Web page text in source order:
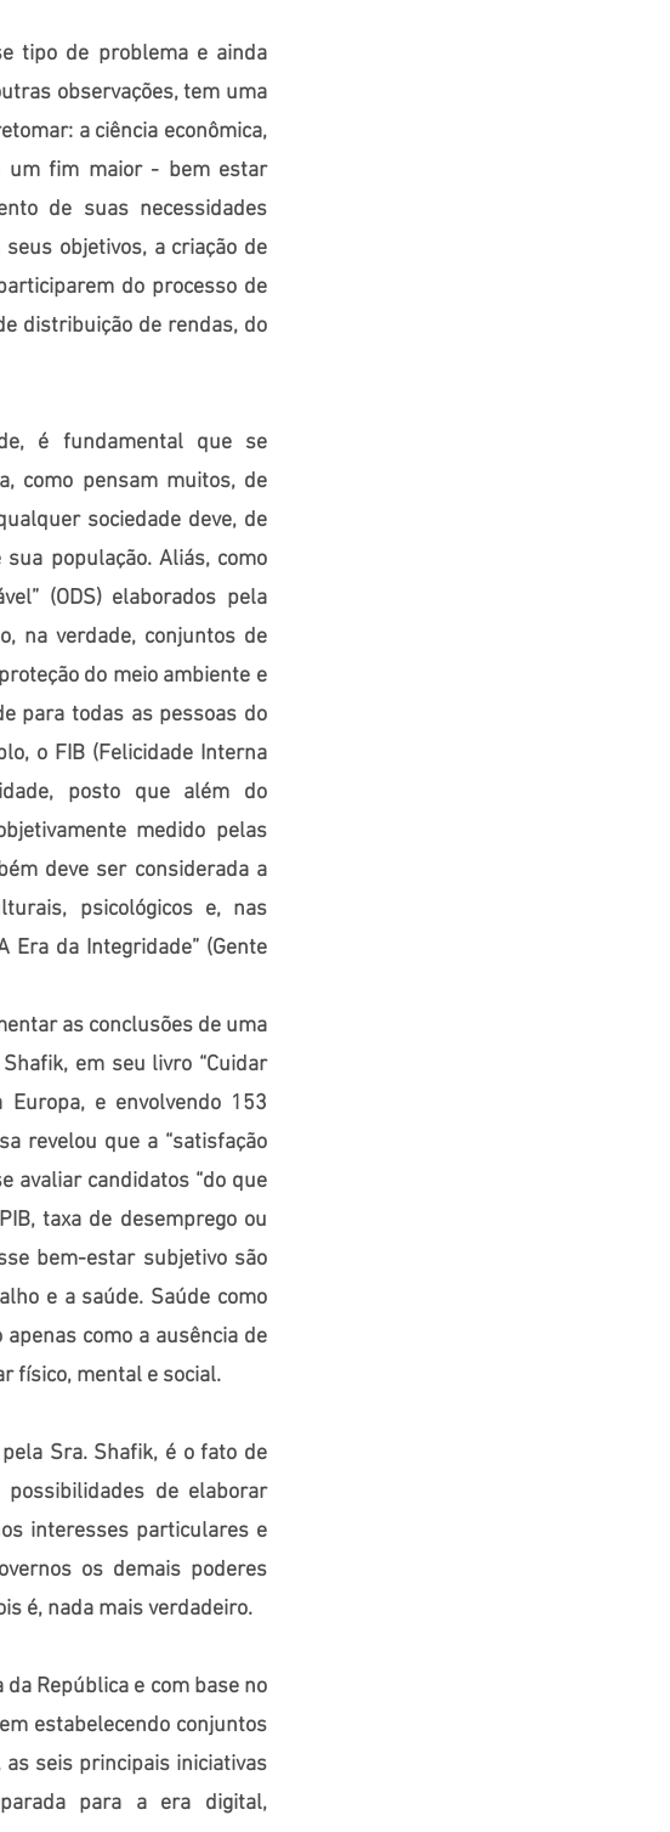
tipo de problema e ainda
observações, tem uma
a ciência econômica,
um fim maior - bem estar
de suas necessidades
objetivos, a criação de
do processo de
distribuição de rendas, do
é fundamental que se
como pensam muitos, de
sociedade deve, de
população. Aliás, como
(ODS) elaborados pela
na verdade, conjuntos de
do meio ambiente e
para todas as pessoas do
o FIB (Felicidade Interna
posto que além do
medido pelas
deve ser considerada a
psicológicos e, nas
Era da Integridade” (Gente
as conclusões de uma
em seu livro “Cuidar
e envolvendo 153
revelou que a “satisfação
avaliar candidatos “do que
taxa de desemprego ou
bem-estar subjetivo são
e a saúde. Saúde como
como a ausência de
físico, mental e social.
Sra. Shafik, é o fato de
de elaborar
interesses particulares e
os demais poderes
é, nada mais verdadeiro.
República e com base no
estabelecendo conjuntos
seis principais iniciativas
para a era digital,